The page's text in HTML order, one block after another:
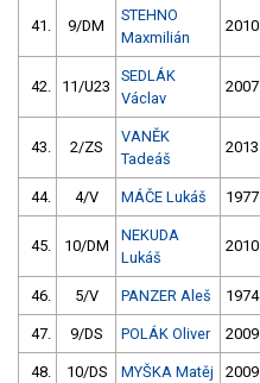
41. 9/DM
STEHNO
Maxmilián
2010
42. 11/U23
SEDLÁK
Václav
2007
43. 2/ZS
VANĚK
Tadeáš
2013
44. 4/V MÁČE Lukáš 1977
45. 10/DM
NEKUDA
Lukáš
2010
46. 5/V PANZER Aleš 1974
47. 9/DS POLÁK Oliver 2009
48. 10/DS MYŠKA Matěj 2009